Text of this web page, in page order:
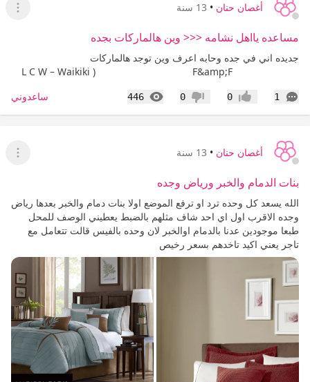
أغصان حنان • 13 سنة
عرض
مساعده يااهل نشامه <<< وين هالماركات بجده
جديده اني في جده وحابه اعرف وين توجد هالماركات
1
التعليقات إعجاب0 عدم إعجاب
0
446
المشاهدات ساعدوني
أغصان حنان • 13 سنة
عرض
بنات الدمام والخبر ورياض وجده
الله يسعد كل وحده ترد او ترفع الموضع اولا بنات دمام والخبر بعدها رياض
وجده الاقرب اول اي احد شاف مثلهم بالضبط يعطيني الوصف للمحل
طبعا موجودين عدنا بالدمام اوالخبر لان وحده بالفيس قالت تتعامل مع
تاجر يعني اكيد تاخدهم بسعر رخيص